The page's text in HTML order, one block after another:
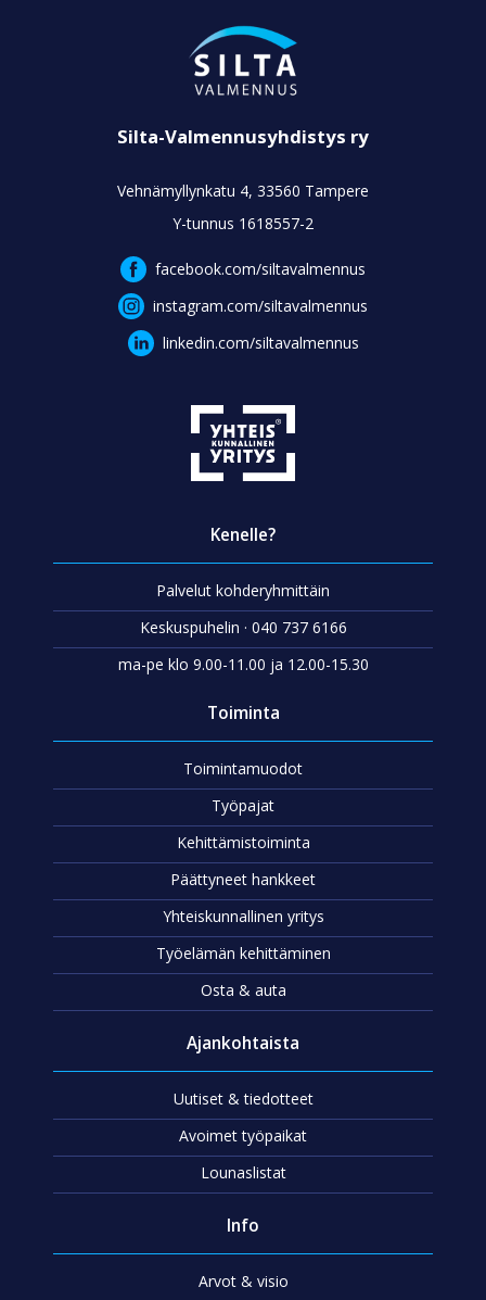
Silta-Valmennusyhdistys ry
Vehnämyllynkatu 4, 33560 Tampere
Y-tunnus 1618557-2
facebook.com/siltavalmennus
instagram.com/siltavalmennus
linkedin.com/siltavalmennus
Kenelle?
Palvelut kohderyhmittäin
Keskuspuhelin · 040 737 6166
ma-pe klo 9.00-11.00 ja 12.00-15.30
Toiminta
Toimintamuodot
Työpajat
Kehittämistoiminta
Päättyneet hankkeet
Yhteiskunnallinen yritys
Työelämän kehittäminen
Osta & auta
Ajankohtaista
Uutiset & tiedotteet
Avoimet työpaikat
Lounaslistat
Info
Arvot & visio